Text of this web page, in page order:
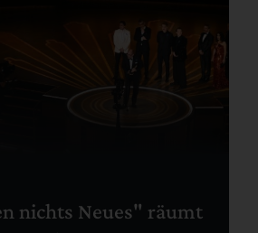
nichts Neues" räumt